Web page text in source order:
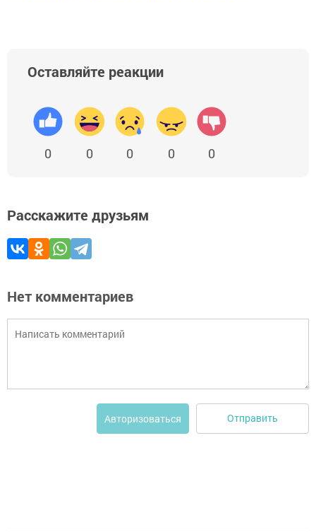
Оставляйте реакции
0 0 0 0 0
Расскажите друзьям
Нет комментариев
Авторизоваться Отправить